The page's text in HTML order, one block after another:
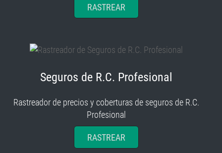
RASTREAR
Seguros de R.C. Profesional
Rastreador de precios y coberturas de seguros de R.C.
Profesional
RASTREAR